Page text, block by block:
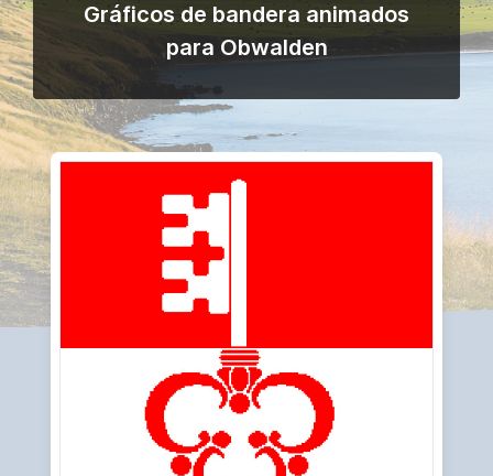
Gráficos de bandera animados
para Obwalden